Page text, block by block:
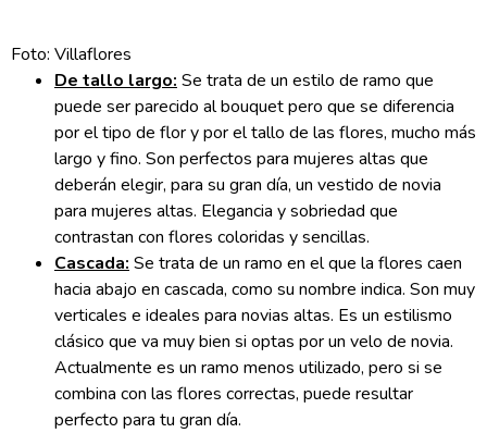
Foto: Villaflores
De tallo largo: Se trata de un estilo de ramo que
puede ser parecido al bouquet pero que se diferencia
por el tipo de flor y por el tallo de las flores, mucho más
largo y fino. Son perfectos para mujeres altas que
deberán elegir, para su gran día, un vestido de novia
para mujeres altas. Elegancia y sobriedad que
contrastan con flores coloridas y sencillas.
Cascada: Se trata de un ramo en el que la flores caen
hacia abajo en cascada, como su nombre indica. Son muy
verticales e ideales para novias altas. Es un estilismo
clásico que va muy bien si optas por un velo de novia.
Actualmente es un ramo menos utilizado, pero si se
combina con las flores correctas, puede resultar
perfecto para tu gran día.